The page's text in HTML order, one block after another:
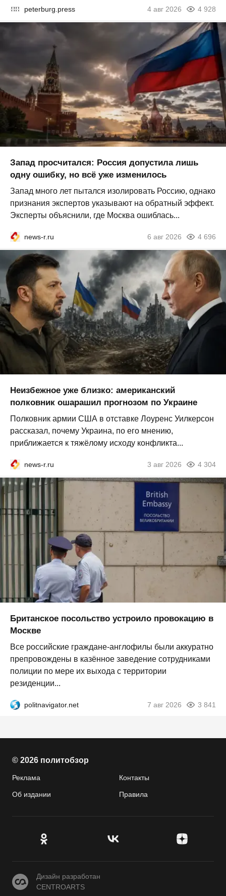
peterburg.press 4 авг 2026 4 928
Запад просчитался: Россия допустила лишь
одну ошибку, но всё уже изменилось
Запад много лет пытался изолировать Россию, однако
признания экспертов указывают на обратный эффект.
Эксперты объяснили, где Москва ошиблась...
news-r.ru 6 авг 2026 4 696
Неизбежное уже близко: американский
полковник ошарашил прогнозом по Украине
Полковник армии США в отставке Лоуренс Уилкерсон
рассказал, почему Украина, по его мнению,
приближается к тяжёлому исходу конфликта...
news-r.ru 3 авг 2026 4 304
Британское посольство устроило провокацию в
Москве
Все российские граждане-англофилы были аккуратно
препровождены в казённое заведение сотрудниками
полиции по мере их выхода с территории
резиденции...
politnavigator.net 7 авг 2026 3 841
© 2026 политобзор
Реклама Контакты
Об издании Правила
CENTROARTS